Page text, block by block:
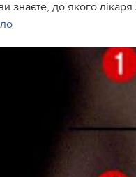
знаєте, до якого лікаря